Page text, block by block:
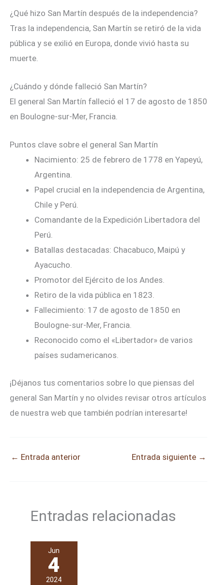
¿Qué hizo San Martín después de la independencia?
Tras la independencia, San Martín se retiró de la vida
pública y se exilió en Europa, donde vivió hasta su
muerte.
¿Cuándo y dónde falleció San Martín?
El general San Martín falleció el 17 de agosto de 1850
en Boulogne-sur-Mer, Francia.
Puntos clave sobre el general San Martín
Nacimiento: 25 de febrero de 1778 en Yapeyú,
Argentina.
Papel crucial en la independencia de Argentina,
Chile y Perú.
Comandante de la Expedición Libertadora del
Perú.
Batallas destacadas: Chacabuco, Maipú y
Ayacucho.
Promotor del Ejército de los Andes.
Retiro de la vida pública en 1823.
Fallecimiento: 17 de agosto de 1850 en
Boulogne-sur-Mer, Francia.
Reconocido como el «Libertador» de varios
países sudamericanos.
¡Déjanos tus comentarios sobre lo que piensas del
general San Martín y no olvides revisar otros artículos
de nuestra web que también podrían interesarte!
← Entrada anterior Entrada siguiente →
Entradas relacionadas
Jun
4
2024